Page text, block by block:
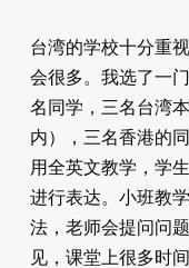
台湾的学校十分重
会很多。我选了一
名同学，三名台湾
内），三名香港的
用全英文教学，学
进行表达。小班教
法，老师会提问问
见，课堂上很多时